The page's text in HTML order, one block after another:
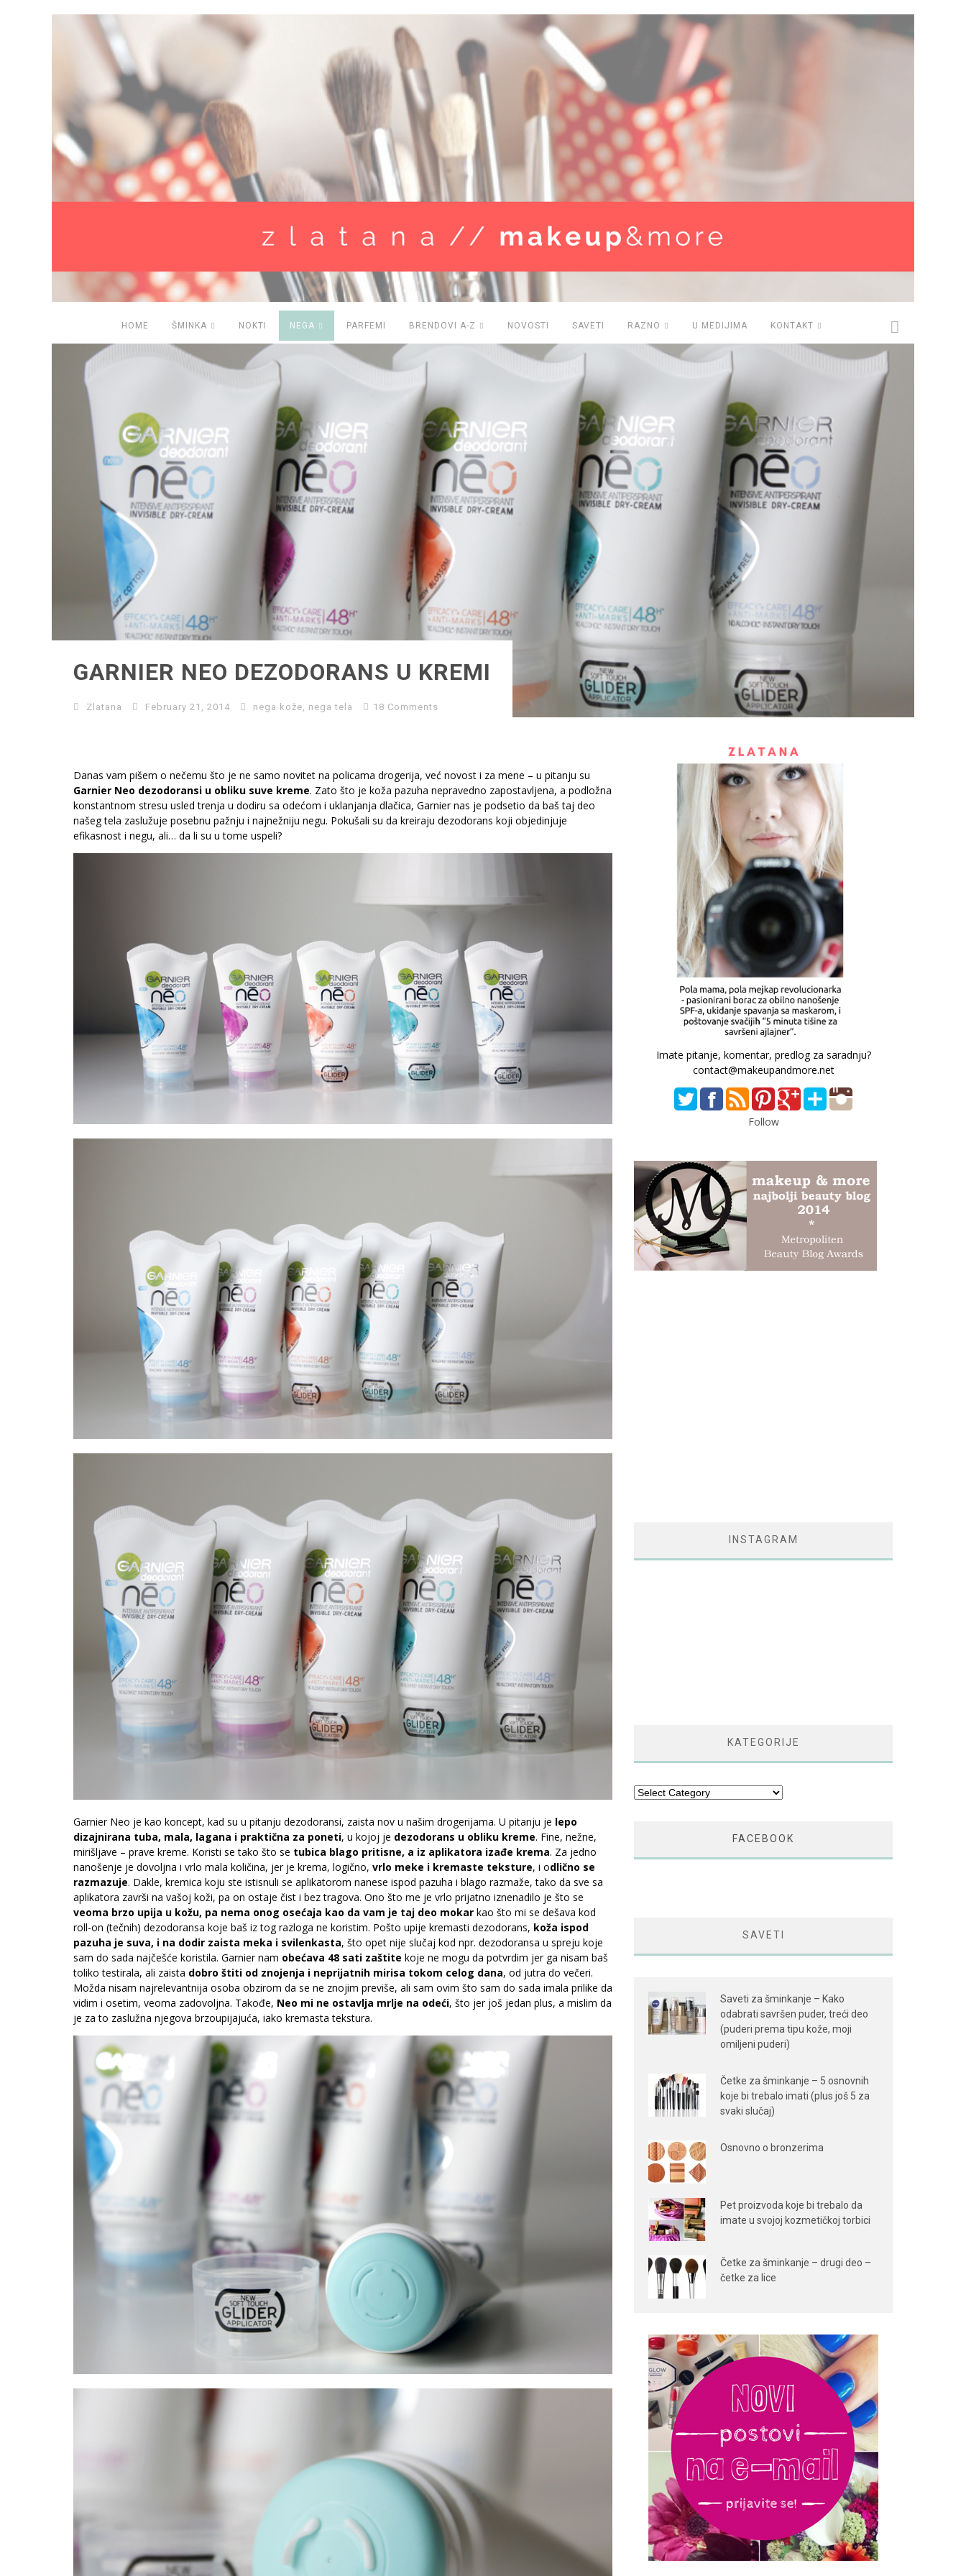
HOME ŠMINKA NOKTI NEGA PARFEMI BRENDOVI A-Z NOVOSTI SAVETI RAZNO U MEDIJIMA KONTAKT
GARNIER NEO DEZODORANS U KREMI
Zlatana February 21, 2014 nega kože, nega tela 18 Comments
Danas vam pišem o nečemu što je ne samo novitet na policama drogerija, već novost i za mene – u pitanju su
Garnier Neo dezodoransi u obliku suve kreme. Zato što je koža pazuha nepravedno zapostavljena, a podložna
konstantnom stresu usled trenja u dodiru sa odećom i uklanjanja dlačica, Garnier nas je podsetio da baš taj deo
našeg tela zaslužuje posebnu pažnju i najnežniju negu. Pokušali su da kreiraju dezodorans koji objedinjuje
efikasnost i negu, ali… da li su u tome uspeli?
Garnier Neo je kao koncept, kad su u pitanju dezodoransi, zaista nov u našim drogerijama. U pitanju je lepo
dizajnirana tuba, mala, lagana i praktična za poneti, u kojoj je dezodorans u obliku kreme. Fine, nežne,
mirišljave – prave kreme. Koristi se tako što se tubica blago pritisne, a iz aplikatora izađe krema. Za jedno
nanošenje je dovoljna i vrlo mala količina, jer je krema, logično, vrlo meke i kremaste teksture, i odlično se
razmazuje. Dakle, kremica koju ste istisnuli se aplikatorom nanese ispod pazuha i blago razmaže, tako da sve sa
aplikatora završi na vašoj koži, pa on ostaje čist i bez tragova. Ono što me je vrlo prijatno iznenadilo je što se
veoma brzo upija u kožu, pa nema onog osećaja kao da vam je taj deo mokar kao što mi se dešava kod
roll-on (tečnih) dezodoransa koje baš iz tog razloga ne koristim. Pošto upije kremasti dezodorans, koža ispod
pazuha je suva, i na dodir zaista meka i svilenkasta, što opet nije slučaj kod npr. dezodoransa u spreju koje
sam do sada najčešće koristila. Garnier nam obećava 48 sati zaštite koje ne mogu da potvrdim jer ga nisam baš
toliko testirala, ali zaista dobro štiti od znojenja i neprijatnih mirisa tokom celog dana, od jutra do večeri.
Možda nisam najrelevantnija osoba obzirom da se ne znojim previše, ali sam ovim što sam do sada imala prilike da
vidim i osetim, veoma zadovoljna. Takođe, Neo mi ne ostavlja mrlje na odeći, što jer još jedan plus, a mislim da
je za to zaslužna njegova brzoupijajuća, iako kremasta tekstura.
Imate pitanje, komentar, predlog za saradnju?
contact@makeupandmore.net
Follow
INSTAGRAM
KATEGORIJE
Kategorije
FACEBOOK
SAVETI
Saveti za šminkanje – Kako
odabrati savršen puder, treći deo
(puderi prema tipu kože, moji
omiljeni puderi)
Četke za šminkanje – 5 osnovnih
koje bi trebalo imati (plus još 5 za
svaki slučaj)
Osnovno o bronzerima
Pet proizvoda koje bi trebalo da
imate u svojoj kozmetičkoj torbici
Četke za šminkanje – drugi deo –
četke za lice